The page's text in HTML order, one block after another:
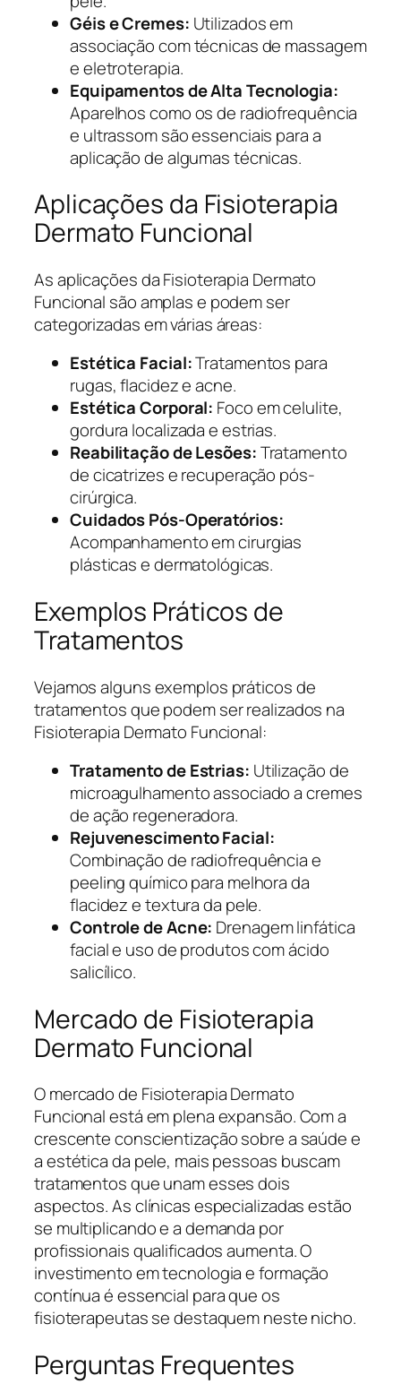
Géis e Cremes: Utilizados em
associação com técnicas de massagem
e eletroterapia.
Equipamentos de Alta Tecnologia:
Aparelhos como os de radiofrequência
e ultrassom são essenciais para a
aplicação de algumas técnicas.
Aplicações da Fisioterapia
Dermato Funcional
As aplicações da Fisioterapia Dermato
Funcional são amplas e podem ser
categorizadas em várias áreas:
Estética Facial:Tratamentos para
rugas, flacidez e acne.
Estética Corporal: Foco em celulite,
gordura localizada e estrias.
Reabilitação de Lesões:Tratamento
de cicatrizes e recuperação pós-
cirúrgica.
Cuidados Pós-Operatórios:
Acompanhamento em cirurgias
plásticas e dermatológicas.
Exemplos Práticos de
Tratamentos
Vejamos alguns exemplos práticos de
tratamentos que podem ser realizados na
Fisioterapia Dermato Funcional:
Tratamento de Estrias: Utilização de
microagulhamento associado a cremes
de ação regeneradora.
Rejuvenescimento Facial:
Combinação de radiofrequência e
peeling químico para melhora da
flacidez e textura da pele.
Controle de Acne: Drenagem linfática
facial e uso de produtos com ácido
salicílico.
Mercado de Fisioterapia
Dermato Funcional
O mercado de Fisioterapia Dermato
Funcional está em plena expansão. Com a
crescente conscientização sobre a saúde e
a estética da pele, mais pessoas buscam
tratamentos que unam esses dois
aspectos. As clínicas especializadas estão
se multiplicando e a demanda por
profissionais qualificados aumenta. O
investimento em tecnologia e formação
contínua é essencial para que os
fisioterapeutas se destaquem neste nicho.
Perguntas Frequentes